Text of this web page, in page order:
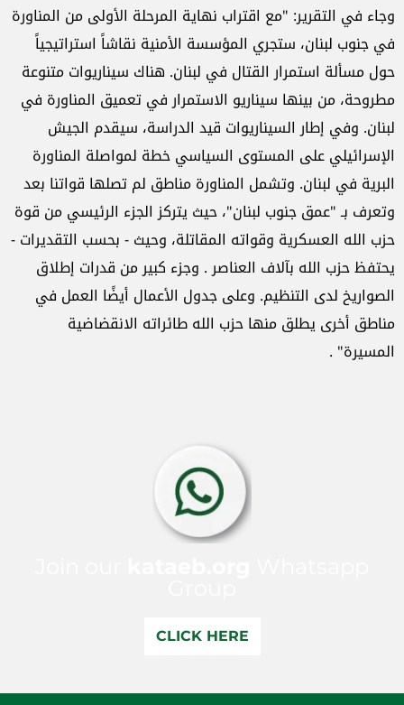
وجاء في التقرير: "مع اقتراب نهاية المرحلة الأولى من المناورة
في جنوب لبنان، ستجري المؤسسة الأمنية نقاشاً استراتيجياً
حول مسألة استمرار القتال في لبنان. هناك سيناريوات متنوعة
مطروحة، من بينها سيناريو الاستمرار في تعميق المناورة في
لبنان. وفي إطار السيناريوات قيد الدراسة، سيقدم الجيش
الإسرائيلي على المستوى السياسي خطة لمواصلة المناورة
البرية في لبنان. وتشمل المناورة مناطق لم تصلها قواتنا بعد
وتعرف بـ "عمق جنوب لبنان"، حيث يتركز الجزء الرئيسي من قوة
حزب الله العسكرية وقواته المقاتلة، وحيث - بحسب التقديرات -
يحتفظ حزب الله بآلاف العناصر . وجزء كبير من قدرات إطلاق
الصواريخ لدى التنظيم. وعلى جدول الأعمال أيضًا العمل في
مناطق أخرى يطلق منها حزب الله طائراته الانقضاضية
المسيرة" .
CLICK HERE